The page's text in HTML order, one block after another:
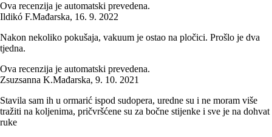
Ova recenzija je automatski prevedena.
Ildikó F.Mađarska, 16. 9. 2022
Nakon nekoliko pokušaja, vakuum je ostao na pločici. Prošlo je dva
tjedna.
Ova recenzija je automatski prevedena.
Zsuzsanna K.Mađarska, 9. 10. 2021
Stavila sam ih u ormarić ispod sudopera, uredne su i ne moram više
tražiti na koljenima, pričvršćene su za bočne stijenke i sve je na dohvat
ruke